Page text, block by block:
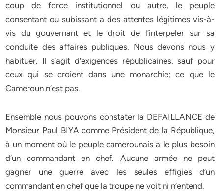
coup de force institutionnel ou autre, le peuple
consentant ou subissant a des attentes légitimes vis-à-
vis du gouvernant et le droit de l’interpeler sur sa
conduite des affaires publiques. Nous devons nous y
habituer. Il s’agit d’exigences républicaines, sauf pour
ceux qui se croient dans une monarchie; ce que le
Cameroun n’est pas.
Ensemble nous pouvons constater la DEFAILLANCE de
Monsieur Paul BIYA comme Président de la République,
à un moment où le peuple camerounais a le plus besoin
d’un commandant en chef. Aucune armée ne peut
gagner une guerre avec les seules effigies d’un
commandant en chef que la troupe ne voit ni n’entend.